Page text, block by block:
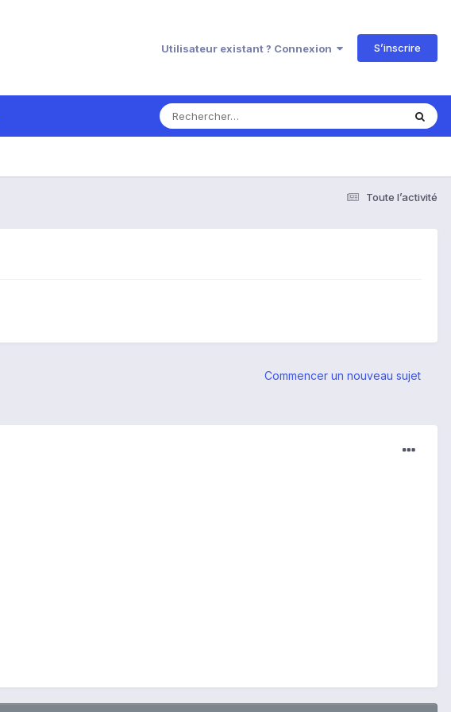
Utilisateur existant ? Connexion S’inscrire
Toute l’activité
Commencer un nouveau sujet